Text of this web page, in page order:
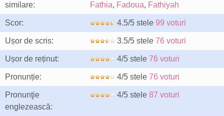
similare:
Fathia, Fadoua, Fathiyah
Scor: 4.5/5 stele 99 voturi
Ușor de scris: 3.5/5 stele 76 voturi
Ușor de reținut: 4/5 stele 76 voturi
Pronunție: 4/5 stele 76 voturi
Pronunţie
englezească:
4/5 stele 87 voturi